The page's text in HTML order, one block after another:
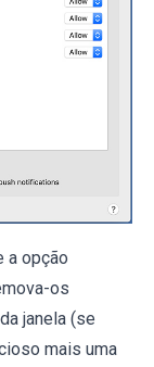
a opção
os
janela (se
mais uma